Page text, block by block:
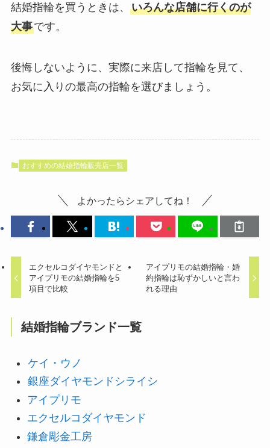
結婚指輪を買うときは、 いろんな店舗に行くのが
大事です。
後悔しないように、実際に来店して指輪を見て、
お気に入りの最高の指輪を選びましょう。
おすすめの結婚指輪販売店一覧
よかったらシェアしてね！
エクセルコダイヤモンドと
アイプリモの結婚指輪を5
項目で比較
アイプリモの結婚指輪・婚
約指輪は恥ずかしいと言わ
れる理由
結婚指輪ブランド一覧
ケイ・ウノ
銀座ダイヤモンドシライシ
アイプリモ
エクセルコダイヤモンド
鎌倉彫金工房